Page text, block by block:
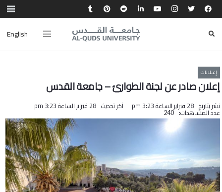
English
إعـلانات
إعلان صادر عن لجنة الطوارئ – جامعة القدس
نشر بتاريخ 28 فبراير الساعة 3:23 pm آخر تحديث 28 فبراير الساعة 3:23 pm
عدد المشاهدات: 240